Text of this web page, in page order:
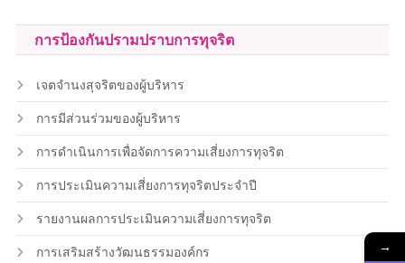
การป้องกันปรามปราบการทุจริต
เจตจำนงสุจริตของผู้บริหาร
การมีส่วนร่วมของผู้บริหาร
การดำเนินการเพื่อจัดการความเสี่ยงการทุจริต
การประเมินความเสี่ยงการทุจริตประจำปี
รายงานผลการประเมินความเสี่ยงการทุจริต
การเสริมสร้างวัฒนธรรมองค์กร →